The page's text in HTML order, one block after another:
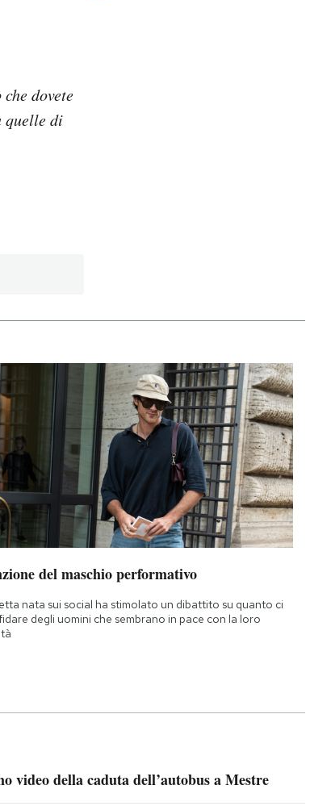
dovete
quelle di
del maschio performativo
nata sui social ha stimolato un dibattito su quanto ci
degli uomini che sembrano in pace con la loro
video della caduta dell’autobus a Mestre